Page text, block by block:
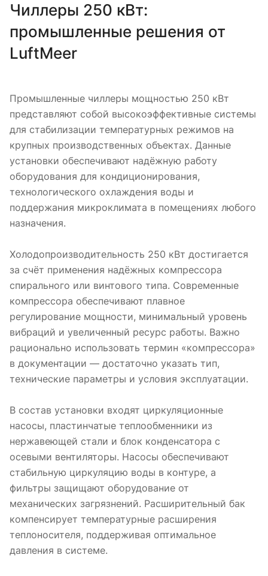
Чиллеры 250 кВт:
промышленные решения от
LuftMeer
Промышленные чиллеры мощностью 250 кВт
представляют собой высокоэффективные системы
для стабилизации температурных режимов на
крупных производственных объектах. Данные
установки обеспечивают надёжную работу
оборудования для кондиционирования,
технологического охлаждения воды и
поддержания микроклимата в помещениях любого
назначения.
Холодопроизводительность 250 кВт достигается
за счёт применения надёжных компрессора
спирального или винтового типа. Современные
компрессора обеспечивают плавное
регулирование мощности, минимальный уровень
вибраций и увеличенный ресурс работы. Важно
рационально использовать термин «компрессора»
в документации — достаточно указать тип,
технические параметры и условия эксплуатации.
В состав установки входят циркуляционные
насосы, пластинчатые теплообменники из
нержавеющей стали и блок конденсатора с
осевыми вентиляторы. Насосы обеспечивают
стабильную циркуляцию воды в контуре, а
фильтры защищают оборудование от
механических загрязнений. Расширительный бак
компенсирует температурные расширения
теплоносителя, поддерживая оптимальное
давления в системе.